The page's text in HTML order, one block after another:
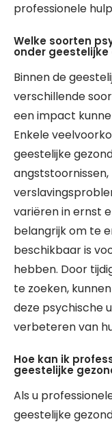
professionele
Welke soorten
onder
Binnen de
verschillende
een impact
Enkele
geestelijke
variëren in ernst
belangrijk om te
beschikbaar is
hebben. Door
te zoeken,
deze psychische
verbeteren van
Hoe kan ik
geestelijke
Als u
geestelijke